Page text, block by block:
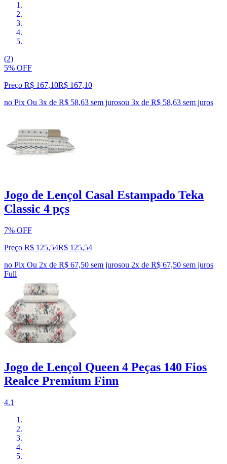
(2)
5% OFF
Preço R$ 167,10R$ 167,10
no Pix Ou 3x de R$ 58,63 sem jurosou 3x de R$ 58,63 sem juros
Jogo de Lençol Casal Estampado Teka
Classic 4 pçs
7% OFF
Preço R$ 125,54R$ 125,54
no Pix Ou 2x de R$ 67,50 sem jurosou 2x de R$ 67,50 sem juros
Full
Jogo de Lençol Queen 4 Peças 140 Fios
Realce Premium Finn
4.1